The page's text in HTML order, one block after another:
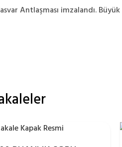
Antlaşması imzalandı.